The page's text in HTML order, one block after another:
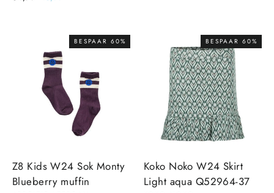
BESPAAR 60%
Z8 Kids W24 Sok Monty
Blueberry muffin
BESPAAR 60%
Koko Noko W24 Skirt
Light aqua Q52964-37